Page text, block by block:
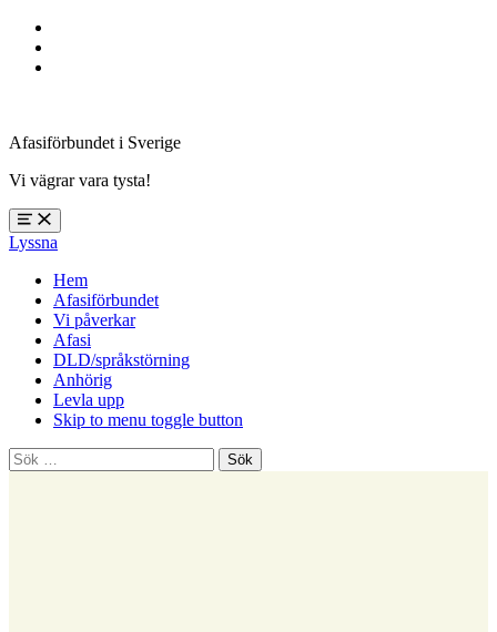
Afasiförbundet i Sverige
Vi vägrar vara tysta!
Öppna
meny:
%s
Lyssna
Hem
Afasiförbundet
Vi påverkar
Afasi
DLD/språkstörning
Anhörig
Levla upp
Skip to menu toggle button
Sök
efter: